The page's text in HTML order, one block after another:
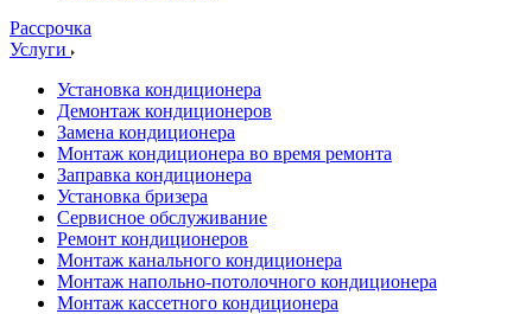
Рассрочка
Услуги
Установка кондиционера
Демонтаж кондиционеров
Замена кондиционера
Монтаж кондиционера во время ремонта
Заправка кондиционера
Установка бризера
Сервисное обслуживание
Ремонт кондиционеров
Монтаж канального кондиционера
Монтаж напольно-потолочного кондиционера
Монтаж кассетного кондиционера